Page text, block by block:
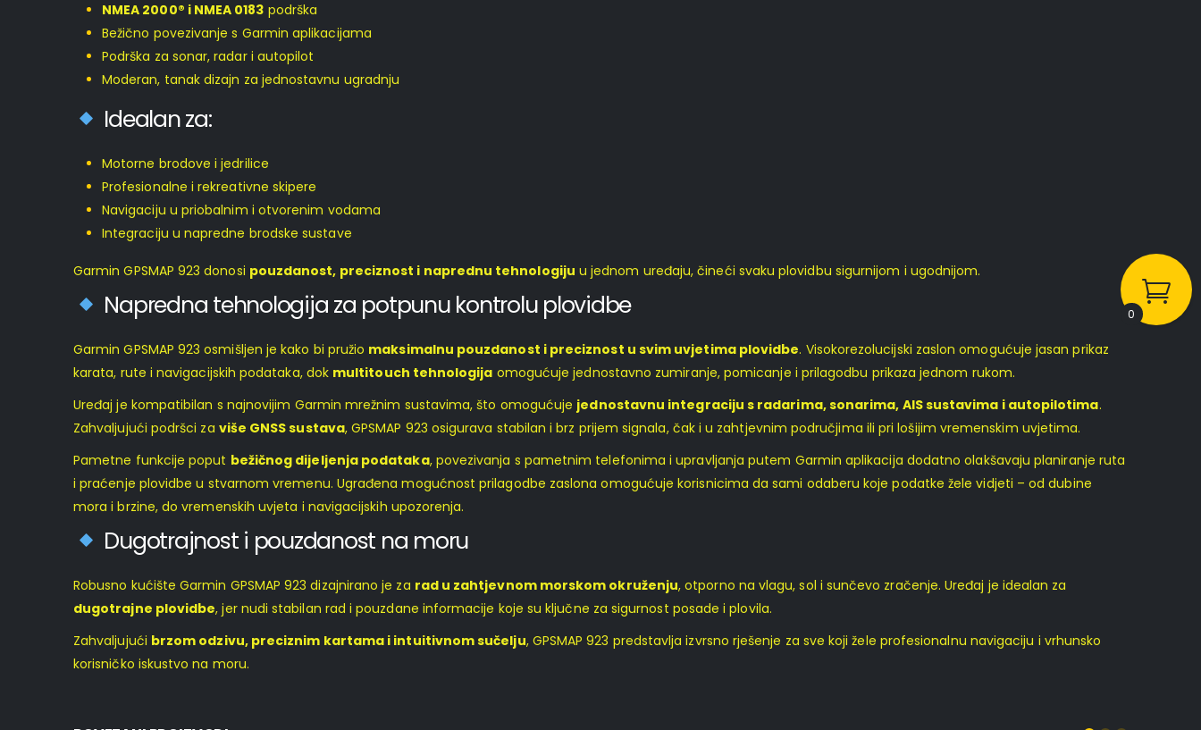
NMEA 2000® i NMEA 0183 podrška
Bežično povezivanje s Garmin aplikacijama
Podrška za sonar, radar i autopilot
Moderan, tanak dizajn za jednostavnu ugradnju
Idealan za:
Motorne brodove i jedrilice
Profesionalne i rekreativne skipere
Navigaciju u priobalnim i otvorenim vodama
Integraciju u napredne brodske sustave
Garmin GPSMAP 923 donosi pouzdanost, preciznost i naprednu tehnologiju u jednom uređaju, čineći svaku plovidbu sigurnijom i ugodnijom.
Napredna tehnologija za potpunu kontrolu plovidbe
Garmin GPSMAP 923 osmišljen je kako bi pružio maksimalnu pouzdanost i preciznost u svim uvjetima plovidbe. Visokorezolucijski zaslon omogućuje jasan prikaz
karata, rute i navigacijskih podataka, dok multitouch tehnologija omogućuje jednostavno zumiranje, pomicanje i prilagodbu prikaza jednom rukom.
Uređaj je kompatibilan s najnovijim Garmin mrežnim sustavima, što omogućuje jednostavnu integraciju s radarima, sonarima, AIS sustavima i autopilotima.
Zahvaljujući podršci za više GNSS sustava, GPSMAP 923 osigurava stabilan i brz prijem signala, čak i u zahtjevnim područjima ili pri lošijim vremenskim uvjetima.
Pametne funkcije poput bežičnog dijeljenja podataka, povezivanja s pametnim telefonima i upravljanja putem Garmin aplikacija dodatno olakšavaju planiranje ruta
i praćenje plovidbe u stvarnom vremenu. Ugrađena mogućnost prilagodbe zaslona omogućuje korisnicima da sami odaberu koje podatke žele vidjeti – od dubine
mora i brzine, do vremenskih uvjeta i navigacijskih upozorenja.
Dugotrajnost i pouzdanost na moru
Robusno kućište Garmin GPSMAP 923 dizajnirano je za rad u zahtjevnom morskom okruženju, otporno na vlagu, sol i sunčevo zračenje. Uređaj je idealan za
dugotrajne plovidbe, jer nudi stabilan rad i pouzdane informacije koje su ključne za sigurnost posade i plovila.
Zahvaljujući brzom odzivu, preciznim kartama i intuitivnom sučelju, GPSMAP 923 predstavlja izvrsno rješenje za sve koji žele profesionalnu navigaciju i vrhunsko
korisničko iskustvo na moru.
0